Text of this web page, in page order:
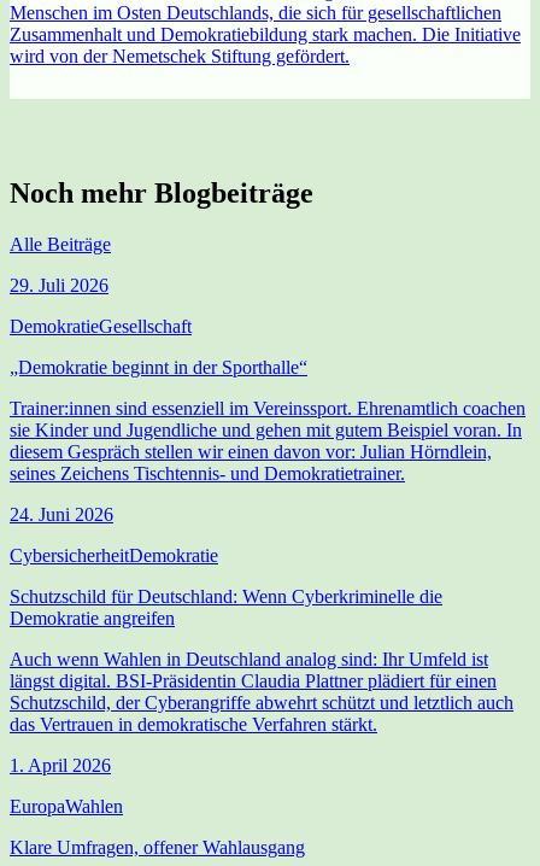
Menschen im Osten Deutschlands, die sich für gesellschaftlichen
Zusammenhalt und Demokratiebildung stark machen. Die Initiative
wird von der Nemetschek Stiftung gefördert.
Noch mehr Blogbeiträge
Alle Beiträge
29. Juli 2026
DemokratieGesellschaft
„Demokratie beginnt in der Sporthalle“
Trainer:innen sind essenziell im Vereinssport. Ehrenamtlich coachen
sie Kinder und Jugendliche und gehen mit gutem Beispiel voran. In
diesem Gespräch stellen wir einen davon vor: Julian Hörndlein,
seines Zeichens Tischtennis- und Demokratietrainer.
24. Juni 2026
CybersicherheitDemokratie
Schutzschild für Deutschland: Wenn Cyberkriminelle die
Demokratie angreifen
Auch wenn Wahlen in Deutschland analog sind: Ihr Umfeld ist
längst digital. BSI-Präsidentin Claudia Plattner plädiert für einen
Schutzschild, der Cyberangriffe abwehrt schützt und letztlich auch
das Vertrauen in demokratische Verfahren stärkt.
1. April 2026
EuropaWahlen
Klare Umfragen, offener Wahlausgang